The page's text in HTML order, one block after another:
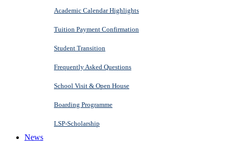
Academic Calendar Highlights
Tuition Payment Confirmation
Student Transition
Frequently Asked Questions
School Visit & Open House
Boarding Programme
LSP-Scholarship
News